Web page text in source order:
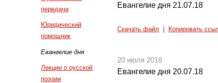
передачи
Юридический
помощник
Евангелие дня
Лекции о русской
поэзии
Евангелие дня 21.07.18
Скачать файл Копировать
20 июля 2018
Евангелие дня 20.07.18